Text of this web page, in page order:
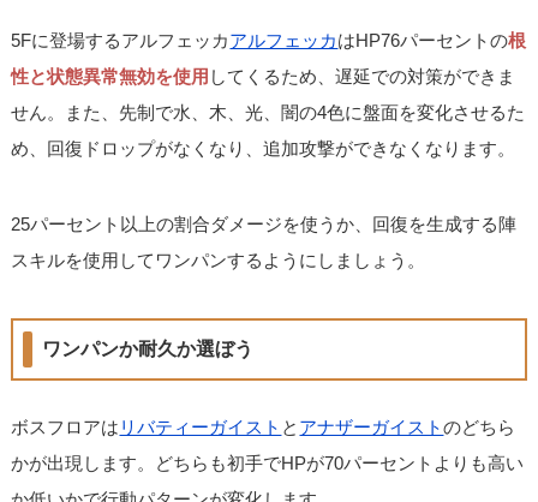
5Fに登場するアルフェッカアルフェッカはHP76パーセントの根
性と状態異常無効を使用 してくるため、遅延での対策ができま
せん。また、先制で水、木、光、闇の4色に盤面を変化させるた
め、回復ドロップがなくなり、追加攻撃ができなくなります。
25パーセント以上の割合ダメージを使うか、回復を生成する陣
スキルを使用してワンパンするようにしましょう。
ワンパンか耐久か選ぼう
ボスフロアは リバティーガイスト と アナザーガイストのどちら
かが出現します。どちらも初手でHPが70パーセントよりも高い